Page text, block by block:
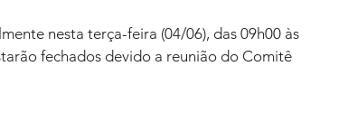
nesta terça-feira (04/06), das 09h00 às
fechados devido a reunião do Comitê